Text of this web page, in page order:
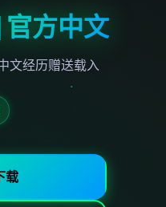
方中文
文经历赠送载入
载